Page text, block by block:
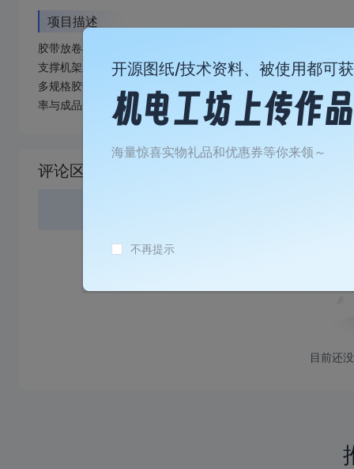
项目描述
胶带放卷机构是自动化产线中实现胶带稳定连续供给的核心装
支撑机架及智能张力调节模块构成。作业时，胶带卷安装于放
多规格胶带快速换型，适配不同生产节拍，为包装封箱、电子
率与成品一致性。
失
评论区
目前还
开源图纸/技术资料、被使用都可
海量惊喜实物礼品和优惠券等你来领～
不再提示